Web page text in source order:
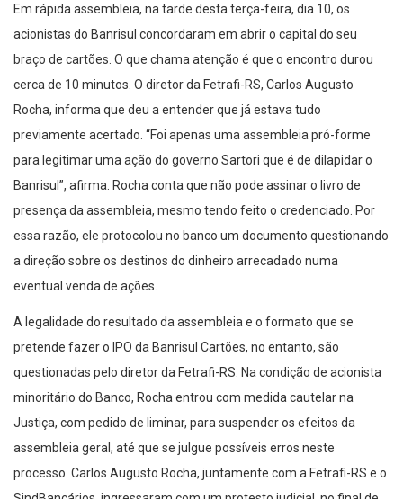
Em rápida assembleia, na tarde desta terça-feira, dia 10, os
acionistas do Banrisul concordaram em abrir o capital do seu
braço de cartões. O que chama atenção é que o encontro durou
cerca de 10 minutos. O diretor da Fetrafi-RS, Carlos Augusto
Rocha, informa que deu a entender que já estava tudo
previamente acertado. “Foi apenas uma assembleia pró-forme
para legitimar uma ação do governo Sartori que é de dilapidar o
Banrisul”, afirma. Rocha conta que não pode assinar o livro de
presença da assembleia, mesmo tendo feito o credenciado. Por
essa razão, ele protocolou no banco um documento questionando
a direção sobre os destinos do dinheiro arrecadado numa
eventual venda de ações.
A legalidade do resultado da assembleia e o formato que se
pretende fazer o IPO da Banrisul Cartões, no entanto, são
questionadas pelo diretor da Fetrafi-RS. Na condição de acionista
minoritário do Banco, Rocha entrou com medida cautelar na
Justiça, com pedido de liminar, para suspender os efeitos da
assembleia geral, até que se julgue possíveis erros neste
processo. Carlos Augusto Rocha, juntamente com a Fetrafi-RS e o